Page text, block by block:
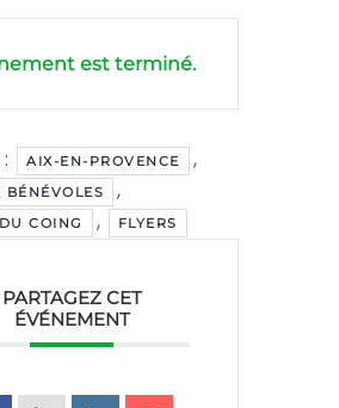
est terminé.
AIX-EN-PROVENCE ,
BÉNÉVOLES ,
COING , FLYERS
PARTAGEZ CET
ÉVÉNEMENT